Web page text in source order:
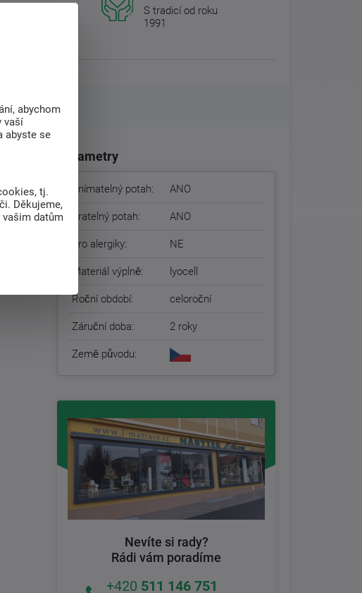
S tradicí od roku
1991
Parametry
Snímatelný potah: ANO
Pratelný potah: ANO
Pro alergiky: NE
Materiál výplně: lyocell
Roční období: celoroční
Záruční doba: 2 roky
Země původu:
Nevíte si rady?
Rádi vám poradíme
+420 511 146 751
abychom
vaší
abyste se
tj.
Děkujeme,
vašim datům